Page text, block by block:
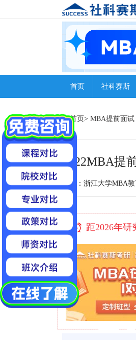
首页 社科赛斯
首页> MBA提前面试
2022MBA提
来源：浙江大学MBA
距2026年研